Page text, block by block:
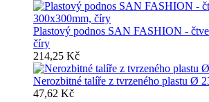
Plastový podnos SAN FASHION -
číry
214,25 Kč
Nerozbitné talíře z tvrzeného plastu Ø
47,62 Kč